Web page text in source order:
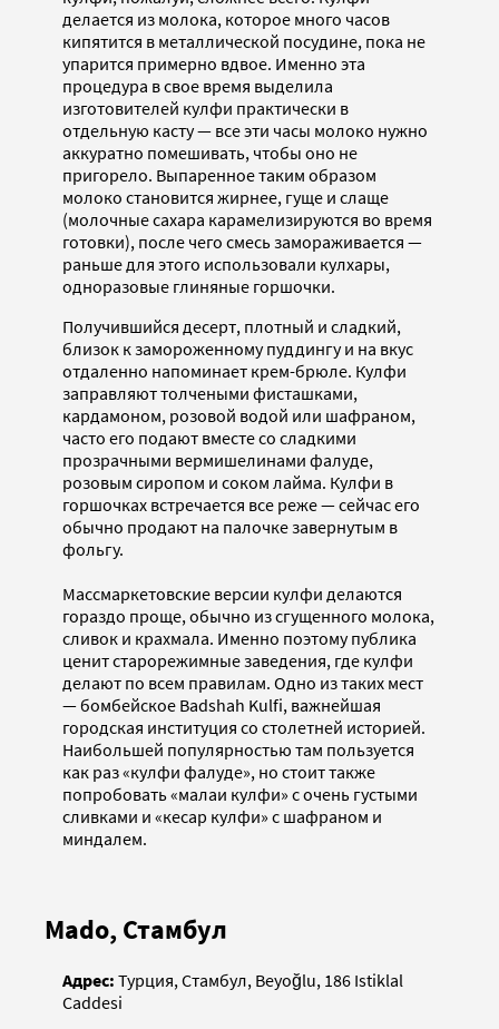
делается из молока, которое много часов
кипятится в металлической посудине, пока не
упарится примерно вдвое. Именно эта
процедура в свое время выделила
изготовителей кулфи практически в
отдельную касту — все эти часы молоко нужно
аккуратно помешивать, чтобы оно не
пригорело. Выпаренное таким образом
молоко становится жирнее, гуще и слаще
(молочные сахара карамелизируются во время
готовки), после чего смесь замораживается —
раньше для этого использовали кулхары,
одноразовые глиняные горшочки.
Получившийся десерт, плотный и сладкий,
близок к замороженному пуддингу и на вкус
отдаленно напоминает крем-брюле. Кулфи
заправляют толчеными фисташками,
кардамоном, розовой водой или шафраном,
часто его подают вместе со сладкими
прозрачными вермишелинами фалуде,
розовым сиропом и соком лайма. Кулфи в
горшочках встречается все реже — сейчас его
обычно продают на палочке завернутым в
фольгу.
Массмаркетовские версии кулфи делаются
гораздо проще, обычно из сгущенного молока,
сливок и крахмала. Именно поэтому публика
ценит старорежимные заведения, где кулфи
делают по всем правилам. Одно из таких мест
— бомбейское Badshah Kulfi, важнейшая
городская институция со столетней историей.
Наибольшей популярностью там пользуется
как раз «кулфи фалуде», но стоит также
попробовать «малаи кулфи» с очень густыми
сливками и «кесар кулфи» с шафраном и
миндалем.
Mado, Стамбул
Адрес: Турция, Стамбул, Beyoğlu, 186 Istiklal
Caddesi